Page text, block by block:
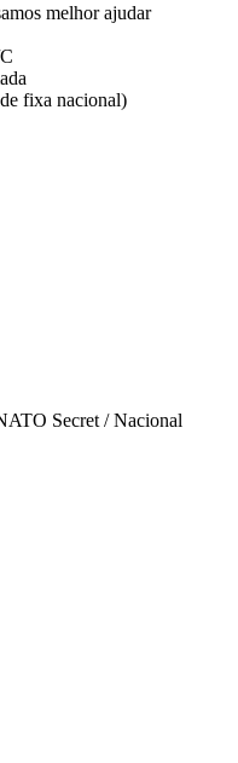
melhor ajudar
fixa nacional)
Secret / Nacional